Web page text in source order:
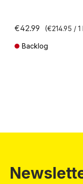
€42.99 (€214.95 / 1
Backlog